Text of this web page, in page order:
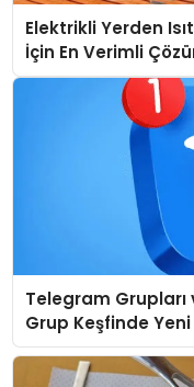
Elektrikli Yerden
İçin En Verimli
Telegram
Grup Keşfinde Yeni